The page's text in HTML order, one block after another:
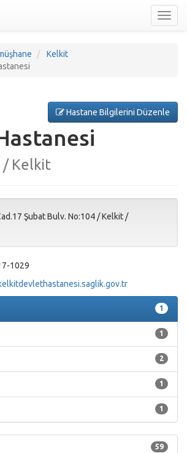
nav
Kelkit
Hastane Bilgilerini Düzenle
/ Kelkit
Şubat Bulv. No:104 /Kelkit /
1029
1
1
2
1
1
59